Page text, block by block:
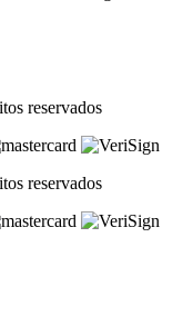
reservados
reservados